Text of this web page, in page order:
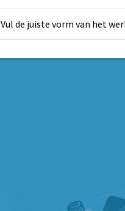
Vul de juiste vorm van het